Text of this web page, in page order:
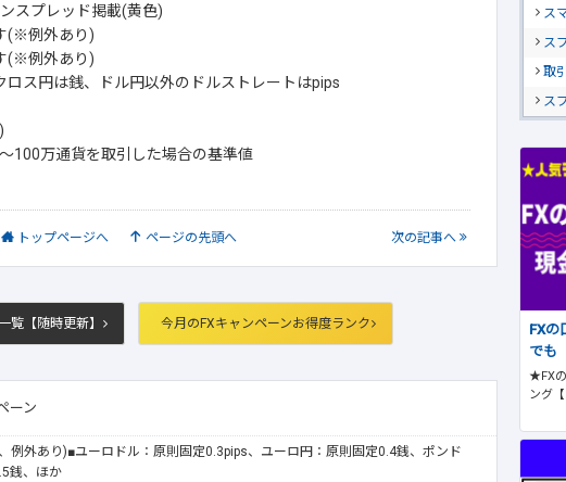
スプレッド掲載(黄色)
(※例外あり)
(※例外あり)
ス円は銭、ドル円以外のドルストレートはpips
)
100万通貨を取引した場合の基準値
トップページへ ページの先頭へ 次の記事へ
覧【随時更新】 今月のFXキャンペーンお得度ランク
ーン
例外あり)■ユーロドル：原則固定0.3pips、ユーロ円：原則固定0.4銭、ポンド
銭、ほか
ス
ス
取
ス
FXの
でも
★FXの
ング【